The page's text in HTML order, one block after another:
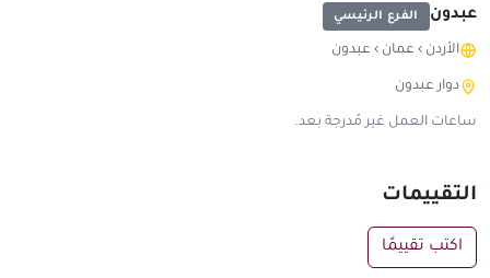
عبدون الفرع الرئيسي
الأردن › عمان › عبدون
دوار عبدون
ساعات العمل غير مُدرجة بعد.
التقييمات
اكتب تقييمًا